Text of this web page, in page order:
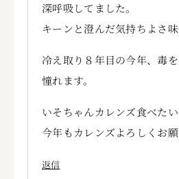
深呼吸してました。
キーンと澄んだ気持ちよさ味
冷え取り８年目の今年、毒
憧れます。
いそちゃんカレンズ食べたい
今年もカレンズよろしくお願
返信